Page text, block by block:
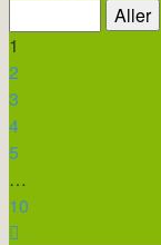
10
1
2
3
4
5
…
10